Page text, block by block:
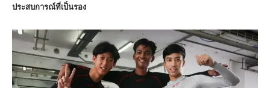
ประสบการณ์ที่เป็นรอง